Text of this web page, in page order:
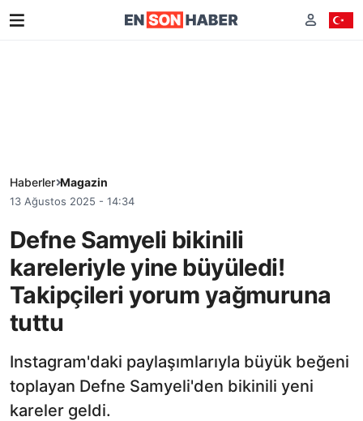
Haberler Magazin
13 Ağustos 2025 - 14:34
Defne Samyeli bikinili
kareleriyle yine büyüledi!
Takipçileri yorum yağmuruna
tuttu
Instagram'daki paylaşımlarıyla büyük beğeni
toplayan Defne Samyeli'den bikinili yeni
kareler geldi.